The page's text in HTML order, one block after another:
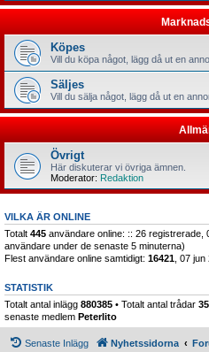
Köpes
Vill du köpa något, lägg då ut en
Säljes
Vill du sälja något, lägg då ut en
Övrigt
Här diskuterar vi övriga ämnen.
Moderator: Redaktion
VILKA ÄR ONLINE
Totalt 445 användare online: :: 26
användare under de senaste 5 minuterna)
Flest användare online samtidigt: 16421 , 07
STATISTIK
Totalt antal inlägg 880385 • Totalt antal trådar
senaste medlem Peterlito
Senaste Inlägg Nyhetssidorna